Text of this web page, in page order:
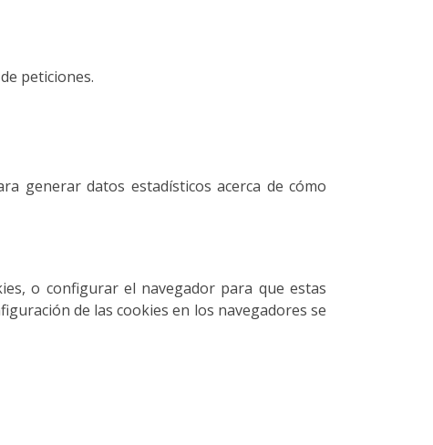
peticiones.
generar datos estadísticos acerca de cómo
o configurar el navegador para que estas
de las cookies en los navegadores se